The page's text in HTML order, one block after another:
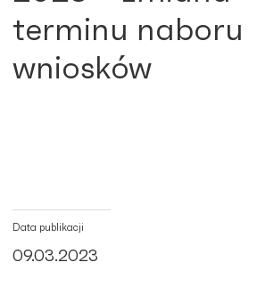
terminu naboru
wniosków
Data publikacji
09.03.2023